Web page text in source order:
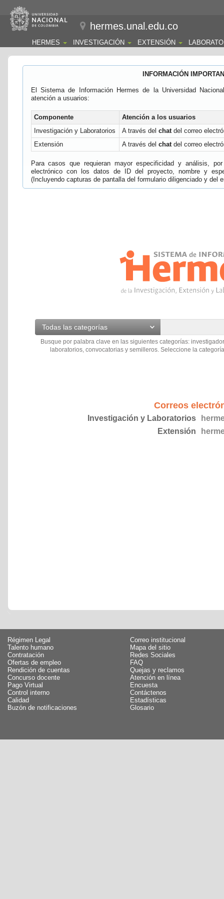
hermes.unal.edu.co
HERMES INVESTIGACIÓN EXTENSIÓN
INFORMACIÓN
El Sistema de Información Hermes de la Universidad
atención a usuarios:
Componente
Atención a los usuarios
Investigación y Laboratorios
A través del chatdel correo
Extensión
A través del chatdel correo
Para casos que requieran mayor especificidad y análisis,
electrónico con los datos de ID del proyecto, nombre y
(Incluyendo capturas de pantalla del formulario diligenciado y del
Todas las categorías
Busque por palabra clave en las siguientes categorías:
laboratorios, convocatorias y semilleros. Seleccione la
Correos
Investigación y Laboratorios
Extensión
Régimen Legal
Talento humano
Contratación
Ofertas de empleo
Rendición de cuentas
Concurso docente
Pago Virtual
Control interno
Calidad
Buzón de notificaciones
Correo institucional
Mapa del sitio
Redes Sociales
FAQ
Quejas y reclamos
Atención en línea
Encuesta
Contáctenos
Estadísticas
Glosario